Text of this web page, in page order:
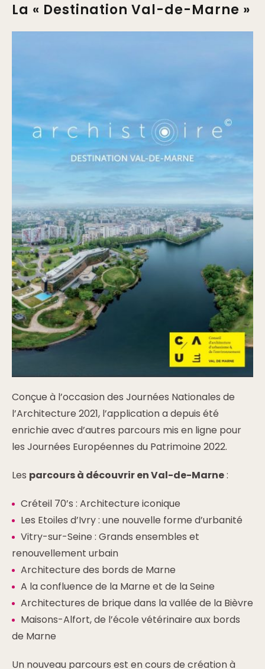
La « Destination Val-de-Marne »
Conçue à l’occasion des Journées Nationales de
l’Architecture 2021, l’application a depuis été
enrichie avec d’autres parcours mis en ligne pour
les Journées Européennes du Patrimoine 2022.
Les parcours à découvrir en Val-de-Marne:
Créteil 70’s : Architecture iconique
Les Etoiles d’Ivry : une nouvelle forme d’urbanité
Vitry-sur-Seine : Grands ensembles et
renouvellement urbain
Architecture des bords de Marne
A la confluence de la Marne et de la Seine
Architectures de brique dans la vallée de la Bièvre
Maisons-Alfort, de l’école vétérinaire aux bords
de Marne
Un nouveau parcours est en cours de création à